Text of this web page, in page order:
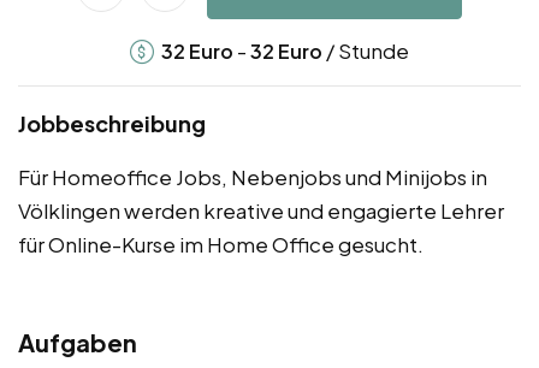
32 Euro -32 Euro / Stunde
Jobbeschreibung
Für Homeoffice Jobs, Nebenjobs und Minijobs in
Völklingen werden kreative und engagierte Lehrer
für Online-Kurse im Home Office gesucht.
Aufgaben